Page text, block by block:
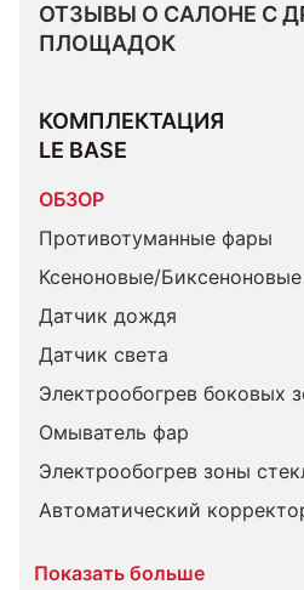
ОТЗЫВЫ О САЛОНЕ С
ПЛОЩАДОК
КОМПЛЕКТАЦИЯ
LE BASE
ОБЗОР
Противотуманные фары
Ксеноновые/
Датчик дождя
Датчик света
Электрообогрев боковых
Омыватель фар
Электрообогрев зоны
Автоматический
Показать больше